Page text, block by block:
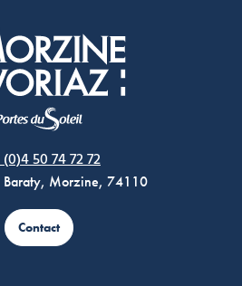
50 74 72 72
Baraty, Morzine, 74110
Contact